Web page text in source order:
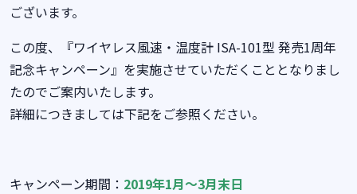
ございます。
この度、『ワイヤレス風速・温度計 ISA-101型 発売1周年
記念キャンペーン』を実施させていただくこととなりまし
たのでご案内いたします。
詳細につきましては下記をご参照ください。
キャンペーン期間： 2019年1月～3月末日